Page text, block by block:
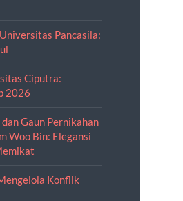
Pancasila:
Ciputra:
2026
Gaun Pernikahan
Woo Bin: Elegansi
Konflik